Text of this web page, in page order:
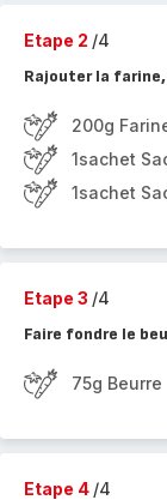
Etape 2 /4
Rajouter la
200g
1sachet
1sachet
Etape 3 /4
Faire fondre le
75g Beurre
Etape 4 /4